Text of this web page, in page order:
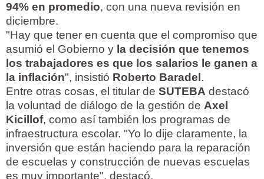
94% en promedio, con una nueva revisión en
diciembre.
"Hay que tener en cuenta que el compromiso que
asumió el Gobierno y la decisión que tenemos
los trabajadores es que los salarios le ganen a
la inflación", insistió Roberto Baradel .
Entre otras cosas, el titular de SUTEBA destacó
la voluntad de diálogo de la gestión de Axel
Kicillof, como así también los programas de
infraestructura escolar. "Yo lo dije claramente, la
inversión que están haciendo para la reparación
de escuelas y construcción de nuevas escuelas
es muy importante", destacó.